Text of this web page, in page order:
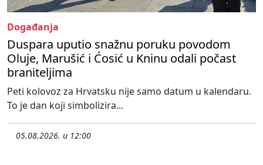
Događanja
Duspara uputio snažnu poruku povodom
Oluje, Marušić i Ćosić u Kninu odali počast
braniteljima
Peti kolovoz za Hrvatsku nije samo datum u kalendaru.
To je dan koji simbolizira...
05.08.2026. u 12:00